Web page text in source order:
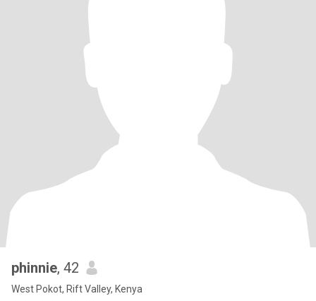
phinnie, 42
West Pokot, Rift Valley, Kenya